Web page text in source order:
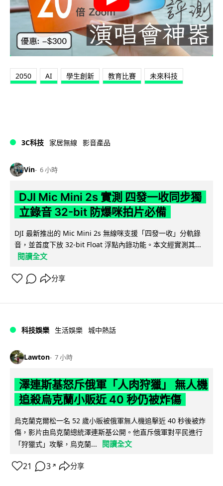
2050 AI 學生創新 教育比賽 未來科技
3C科技 家居無線 影音產品
Vin 6 小時
DJI Mic Mini 2s 實測 四發一收同步獨
立錄音 32-bit 防爆咪拍片必備
DJI 最新推出的 Mic Mini 2s 無線咪支援「四發一收」分軌錄
音，並首度下放 32-bit Float 浮點內錄功能。本文經實測其...
閱讀全文
分享
科技娛樂 生活娛樂 城中熱話
Lawton 7 小時
澤連斯基怒斥俄軍「人肉狩獵」 無人機
追殺烏克蘭小販近 40 秒仍被炸傷
烏克蘭克爾松一名 52 歲小販被俄軍無人機追擊近 40 秒後被炸
傷，影片由烏克蘭總統澤連斯基公開。他直斥俄軍對平民進行
「狩獵式」攻擊，烏克蘭...
閱讀全文
21 3 ↗ 分享